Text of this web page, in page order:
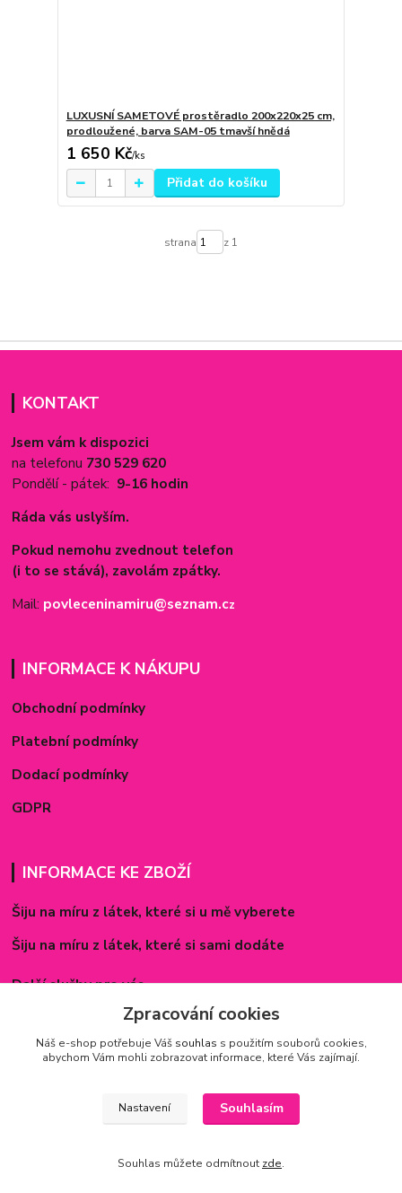
LUXUSNÍ SAMETOVÉ prostěradlo 200x220x25 cm,
prodloužené, barva SAM-05 tmavší hnědá
1 650 Kč/ks
Přidat do košíku
strana z 1
KONTAKT
Jsem vám k dispozici
na telefonu 730 529 620
Pondělí - pátek: 9-16 hodin
Ráda vás uslyším.
Pokud nemohu zvednout telefon
(i to se stává), zavolám zpátky.
Mail: povleceninamiru@seznam.cz
INFORMACE K NÁKUPU
Obchodní podmínky
Platební podmínky
Dodací podmínky
GDPR
INFORMACE KE ZBOŽÍ
Šiju na míru z látek, které si u mě vyberete
Šiju na míru z látek, které si sami dodáte
Další služby pro vás
Způsoby zapínání povlečení
Rozměry prostěradel
Zpracování cookies
Náš e-shop potřebuje Váš souhlas s použitím souborů cookies,
abychom Vám mohli zobrazovat informace, které Vás zajímají.
Nastavení Souhlasím
Souhlas můžete odmítnout zde.